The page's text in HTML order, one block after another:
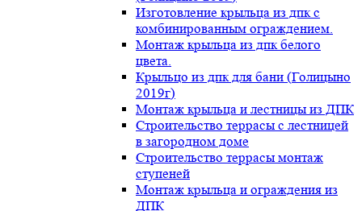
Изготовление крыльца из дпк с
комбинированным ограждением.
Монтаж крыльца из дпк белого
цвета.
Крыльцо из дпк для бани (Голицыно
2019г)
Монтаж крыльца и лестницы из ДПК
Строительство террасы с лестницей
в загородном доме
Строительство террасы монтаж
ступеней
Монтаж крыльца и ограждения из
ДПК